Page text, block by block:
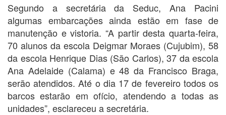
Segundo a secretária da Seduc, Ana Pacini
algumas embarcações ainda estão em fase de
manutenção e vistoria. “A partir desta quarta-feira,
70 alunos da escola Deigmar Moraes (Cujubim), 58
da escola Henrique Dias (São Carlos), 37 da escola
Ana Adelaide (Calama) e 48 da Francisco Braga,
serão atendidos. Até o dia 17 de fevereiro todos os
barcos estarão em ofício, atendendo a todas as
unidades”, esclareceu a secretária.